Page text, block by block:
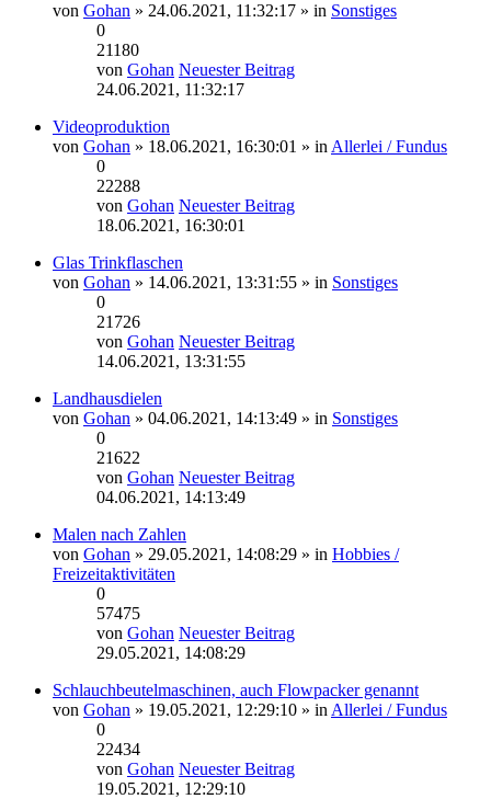
von Gohan » 24.06.2021, 11:32:17 » in Sonstiges
0
21180
von Gohan Neuester Beitrag
24.06.2021, 11:32:17
Videoproduktion
von Gohan » 18.06.2021, 16:30:01 » in Allerlei / Fundus
0
22288
von Gohan Neuester Beitrag
18.06.2021, 16:30:01
Glas Trinkflaschen
von Gohan » 14.06.2021, 13:31:55 » in Sonstiges
0
21726
von Gohan Neuester Beitrag
14.06.2021, 13:31:55
Landhausdielen
von Gohan » 04.06.2021, 14:13:49 » in Sonstiges
0
21622
von Gohan Neuester Beitrag
04.06.2021, 14:13:49
Malen nach Zahlen
von Gohan » 29.05.2021, 14:08:29 » in Hobbies /
Freizeitaktivitäten
0
57475
von Gohan Neuester Beitrag
29.05.2021, 14:08:29
Schlauchbeutelmaschinen, auch Flowpacker genannt
von Gohan » 19.05.2021, 12:29:10 » in Allerlei / Fundus
0
22434
von Gohan Neuester Beitrag
19.05.2021, 12:29:10